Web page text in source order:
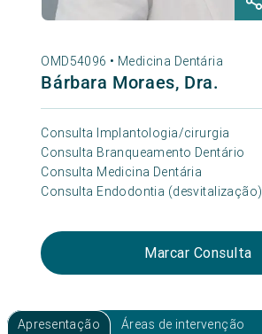
OMD54096 • Medicina Dentária
Bárbara Moraes, Dra.
Consulta Implantologia/cirurgia
Consulta Branqueamento Dentário
Consulta Medicina Dentária
Consulta Endodontia (desvitalização)
Marcar Consulta
Apresentação Áreas de intervenção